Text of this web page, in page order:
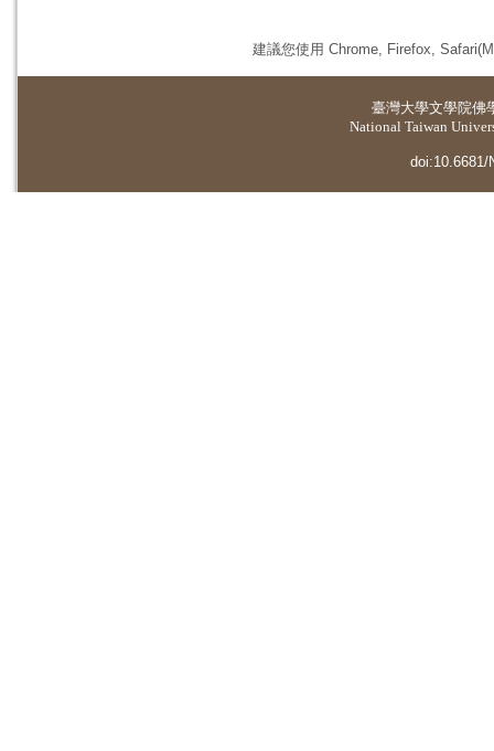
建議您使用 Chrome, Firefox,
臺灣大學文學院佛
National Taiwan
doi:10.6681/